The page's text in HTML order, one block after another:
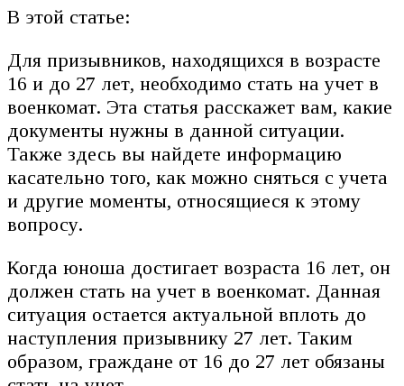
В этой статье:
Для призывников, находящихся в возрасте
16 и до 27 лет, необходимо стать на учет в
военкомат. Эта статья расскажет вам, какие
документы нужны в данной ситуации.
Также здесь вы найдете информацию
касательно того, как можно сняться с учета
и другие моменты, относящиеся к этому
вопросу.
Когда юноша достигает возраста 16 лет, он
должен стать на учет в военкомат. Данная
ситуация остается актуальной вплоть до
наступления призывнику 27 лет. Таким
образом, граждане от 16 до 27 лет обязаны